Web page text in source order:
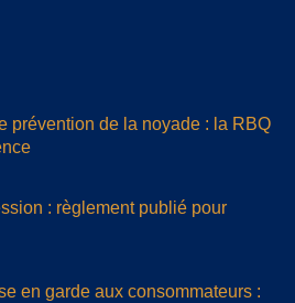
prévention de la noyade : la RBQ
: règlement publié pour
en garde aux consommateurs :